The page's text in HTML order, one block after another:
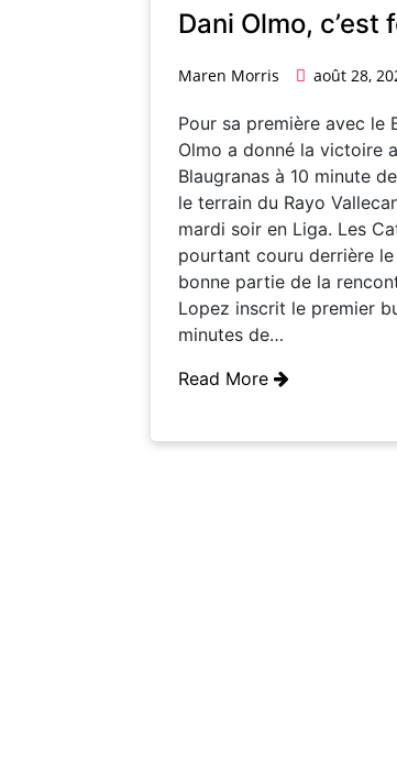
Dani Olmo, c’est
Maren Morris août 28,
Pour sa première avec le
Olmo a donné la victoire
Blaugranas à 10 minute
le terrain du Rayo
mardi soir en Liga. Les
pourtant couru derrière
bonne partie de la
Lopez inscrit le premier
minutes de…
Read More